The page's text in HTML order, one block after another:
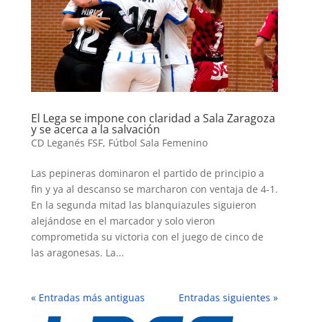
El Lega se impone con claridad a Sala Zaragoza
y se acerca a la salvación
CD Leganés FSF, Fútbol Sala Femenino
Las pepineras dominaron el partido de principio a
fin y ya al descanso se marcharon con ventaja de 4-1.
En la segunda mitad las blanquiazules siguieron
alejándose en el marcador y solo vieron
comprometida su victoria con el juego de cinco de
las aragonesas. La...
« Entradas más antiguas Entradas siguientes »